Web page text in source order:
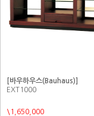
[바우하우스(Bauhaus)]
EXT1000
\1,650,000